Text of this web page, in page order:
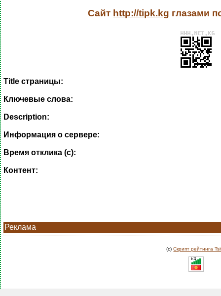
Сайт http://tipk.kg глазами
Title страницы:
Ключевые слова:
Description:
Информация о сервере:
Время отклика (с):
Контент:
Реклама
(c)Скрипт рейтинга